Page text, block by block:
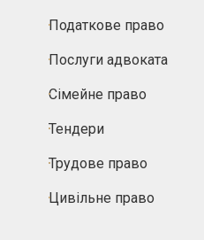
Податкове право
Послуги адвоката
Сімейне право
Тендери
Трудове право
Цивільне право